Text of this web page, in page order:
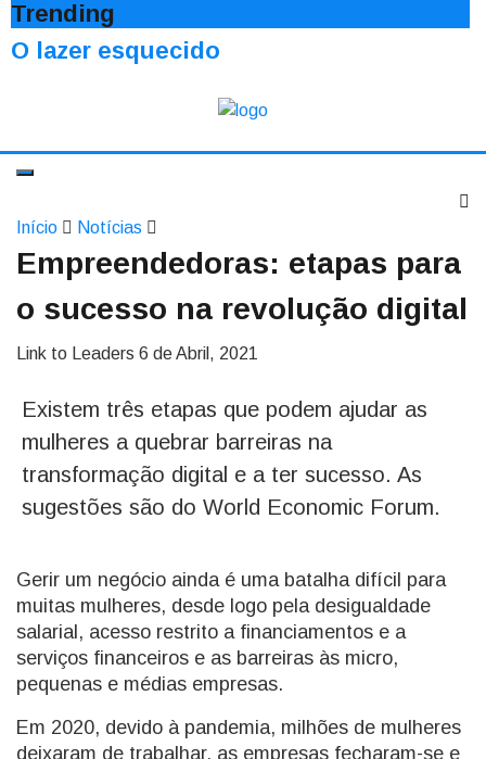
Trending
O lazer esquecido
Início Notícias
Empreendedoras: etapas para
o sucesso na revolução digital
Link to Leaders 6 de Abril, 2021
Existem três etapas que podem ajudar as
mulheres a quebrar barreiras na
transformação digital e a ter sucesso. As
sugestões são do World Economic Forum.
Gerir um negócio ainda é uma batalha difícil para
muitas mulheres, desde logo pela desigualdade
salarial, acesso restrito a financiamentos e a
serviços financeiros e as barreiras às micro,
pequenas e médias empresas.
Em 2020, devido à pandemia, milhões de mulheres
deixaram de trabalhar, as empresas fecharam-se e